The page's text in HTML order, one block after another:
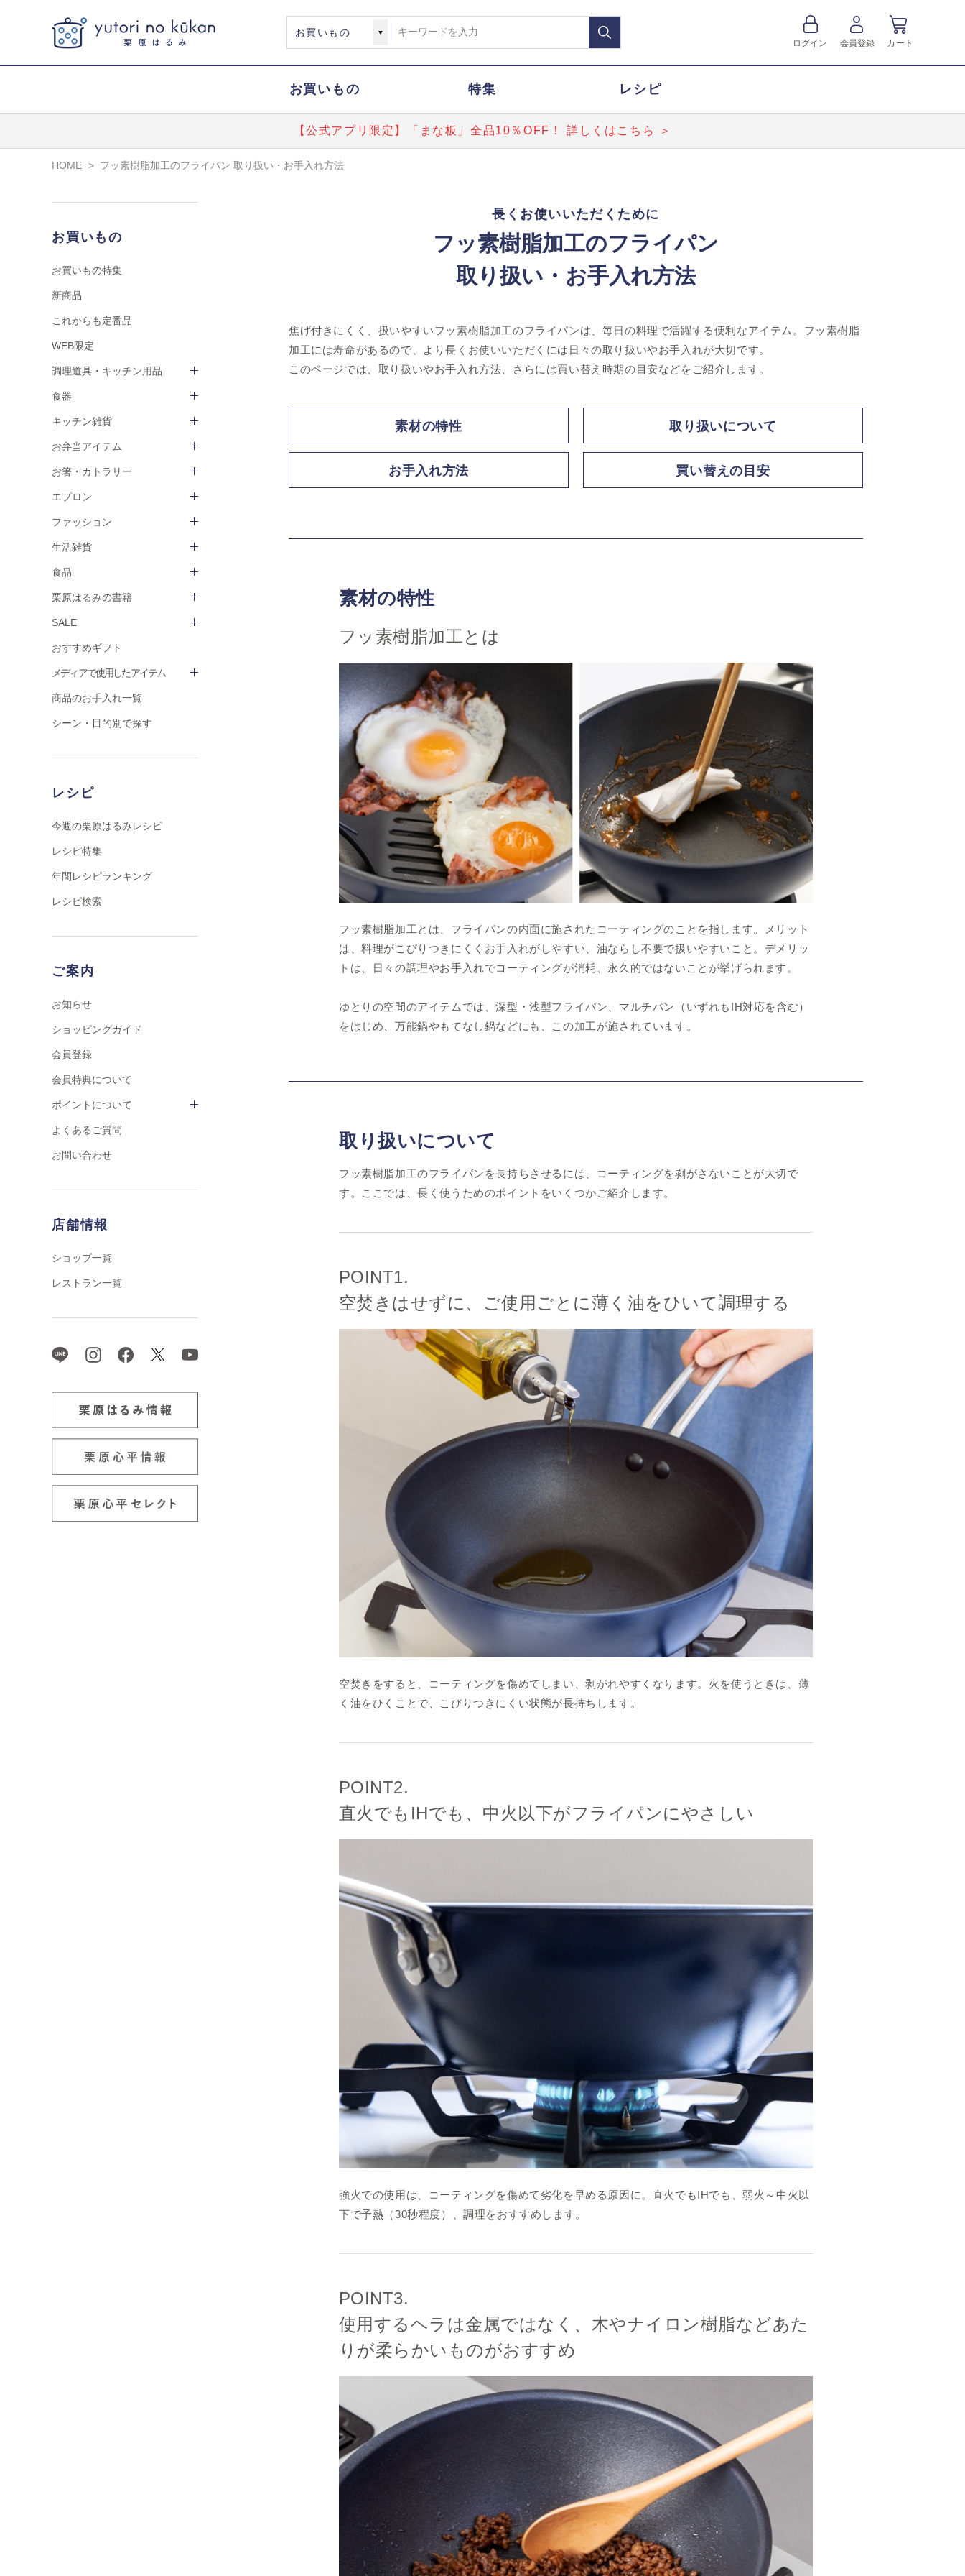
ログイン 会員登録 カート
お買いもの 特集 レシピ
【公式アプリ限定】「まな板」全品10％OFF！ 詳しくはこちら ＞
HOME > フッ素樹脂加工のフライパン 取り扱い・お手入れ方法
お買いもの
お買いもの特集
新商品
これからも定番品
WEB限定
調理道具・キッチン用品
食器
キッチン雑貨
お弁当アイテム
お箸・カトラリー
エプロン
ファッション
生活雑貨
食品
栗原はるみの書籍
SALE
おすすめギフト
メディアで使用したアイテム
商品のお手入れ一覧
シーン・目的別で探す
レシピ
今週の栗原はるみレシピ
レシピ特集
年間レシピランキング
レシピ検索
ご案内
お知らせ
ショッピングガイド
会員登録
会員特典について
ポイントについて
よくあるご質問
お問い合わせ
店舗情報
ショップ一覧
レストラン一覧
長くお使いいただくために
フッ素樹脂加工のフライパン
取り扱い・お手入れ方法
焦げ付きにくく、扱いやすいフッ素樹脂加工のフライパンは、毎日の料理で活躍する便利なアイテム。フッ素樹脂
加工には寿命があるので、より長くお使いいただくには日々の取り扱いやお手入れが大切です。
このページでは、取り扱いやお手入れ方法、さらには買い替え時期の目安などをご紹介します。
素材の特性 取り扱いについて
お手入れ方法 買い替えの目安
素材の特性
フッ素樹脂加工とは
フッ素樹脂加工とは、フライパンの内面に施されたコーティングのことを指します。メリット
は、料理がこびりつきにくくお手入れがしやすい、油ならし不要で扱いやすいこと。デメリッ
トは、日々の調理やお手入れでコーティングが消耗、永久的ではないことが挙げられます。
ゆとりの空間のアイテムでは、深型・浅型フライパン、マルチパン（いずれもIH対応を含む）
をはじめ、万能鍋やもてなし鍋などにも、この加工が施されています。
取り扱いについて
フッ素樹脂加工のフライパンを長持ちさせるには、コーティングを剥がさないことが大切で
す。ここでは、長く使うためのポイントをいくつかご紹介します。
POINT1.
空焚きはせずに、ご使用ごとに薄く油をひいて調理する
空焚きをすると、コーティングを傷めてしまい、剥がれやすくなります。火を使うときは、薄
く油をひくことで、こびりつきにくい状態が長持ちします。
POINT2.
直火でもIHでも、中火以下がフライパンにやさしい
強火での使用は、コーティングを傷めて劣化を早める原因に。直火でもIHでも、弱火～中火以
下で予熱（30秒程度）、調理をおすすめします。
POINT3.
使用するヘラは金属ではなく、木やナイロン樹脂などあた
りが柔らかいものがおすすめ